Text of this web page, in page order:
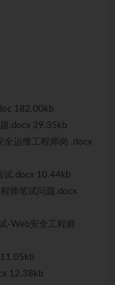
182.00kb
.docx 29.35kb
全运维工程师岗 .docx
试.docx 10.44kb
师笔试问题.docx
-Web安全工程师
12.38kb